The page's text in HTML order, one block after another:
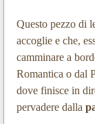
Questo pezzo di
accoglie e che,
camminare a
Romantica o dal
dove finisce in
pervadere dalla